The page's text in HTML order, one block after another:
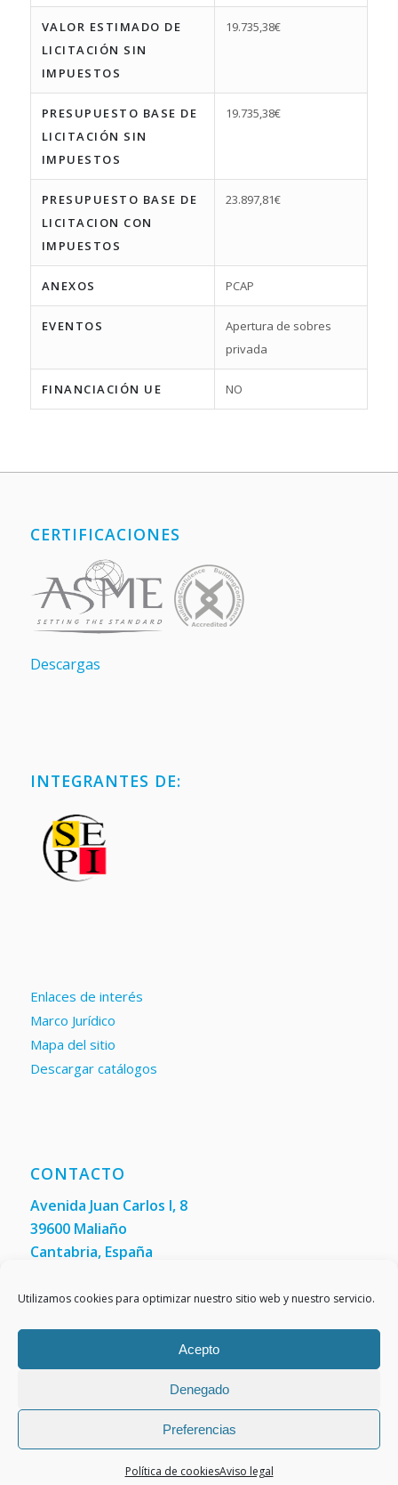
Utilizamos cookies para optimizar nuestro sitio web y nuestro servicio.
Acepto
Denegado
Preferencias
Política de cookiesAviso legal
VALOR ESTIMADO DE
LICITACIÓN SIN
IMPUESTOS
19.735,38€
PRESUPUESTO BASE DE
LICITACIÓN SIN
IMPUESTOS
19.735,38€
PRESUPUESTO BASE DE
LICITACION CON
IMPUESTOS
23.897,81€
ANEXOS PCAP
EVENTOS
Apertura de sobres
privada
FINANCIACIÓN UE NO
CERTIFICACIONES
Descargas
INTEGRANTES DE:
Enlaces de interés
Marco Jurídico
Mapa del sitio
Descargar catálogos
CONTACTO
Avenida Juan Carlos I, 8
39600 Maliaño
Cantabria, España
Fax:(+34) 942 200 148
Política de cookies (UE)